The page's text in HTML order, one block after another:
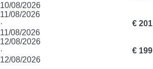
10/08/2026
11/08/2026
·
11/08/2026
€ 201
12/08/2026
·
12/08/2026
€ 199